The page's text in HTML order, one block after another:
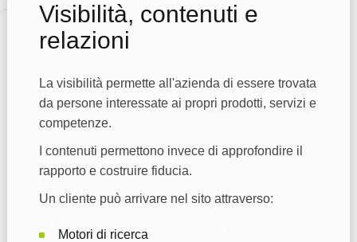
Visibilità, contenuti e
relazioni
La visibilità permette all'azienda di essere trovata
da persone interessate ai propri prodotti, servizi e
competenze.
I contenuti permettono invece di approfondire il
rapporto e costruire fiducia.
Un cliente può arrivare nel sito attraverso:
Motori di ricerca